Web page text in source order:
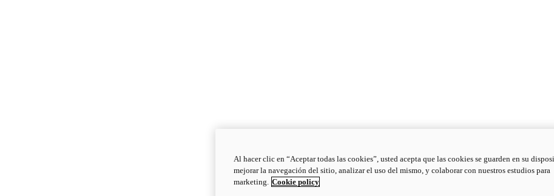
Al hacer clic en “Aceptar todas las cookies”, usted acepta que las cookies se guarden en su
mejorar la navegación del sitio, analizar el uso del mismo, y colaborar con nuestros estudios para
marketing. Cookie policy